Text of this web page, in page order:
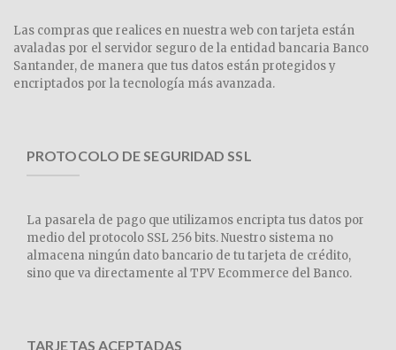
Las compras que realices en nuestra web con tarjeta están
avaladas por el servidor seguro de la entidad bancaria Banco
Santander, de manera que tus datos están protegidos y
encriptados por la tecnología más avanzada.
PROTOCOLO DE SEGURIDAD SSL
La pasarela de pago que utilizamos encripta tus datos por
medio del protocolo SSL 256 bits. Nuestro sistema no
almacena ningún dato bancario de tu tarjeta de crédito,
sino que va directamente al TPV Ecommerce del Banco.
TARJETAS ACEPTADAS